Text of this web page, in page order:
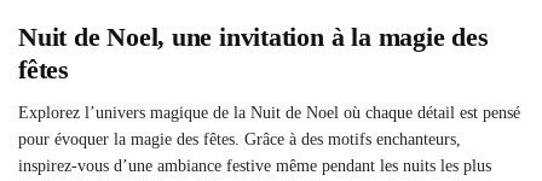
Nuit de Noel, une invitation à la magie des
fêtes
Explorez l’univers magique de la Nuit de Noel où chaque détail est pensé
pour évoquer la magie des fêtes. Grâce à des motifs enchanteurs,
inspirez-vous d’une ambiance festive même pendant les nuits les plus